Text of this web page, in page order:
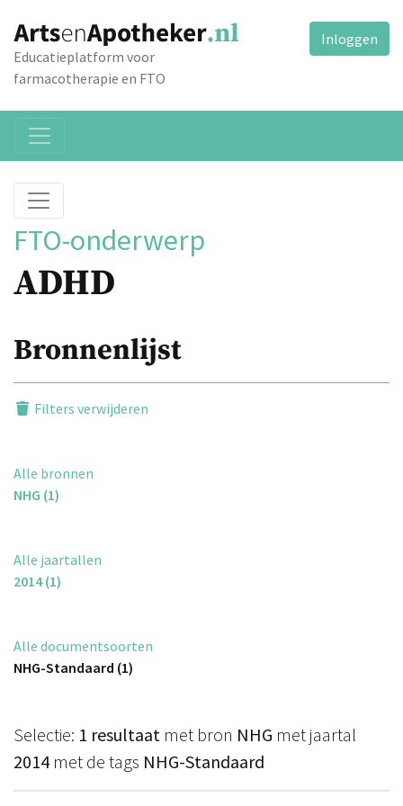
Educatieplatform voor
farmacotherapie en FTO
Inloggen
FTO-onderwerp
ADHD
Bronnenlijst
Filters verwijderen
Alle bronnen
NHG (1)
Alle jaartallen
2014 (1)
Alle documentsoorten
NHG-Standaard (1)
Selectie: 1 resultaat met bron NHG met jaartal
2014 met de tags NHG-Standaard